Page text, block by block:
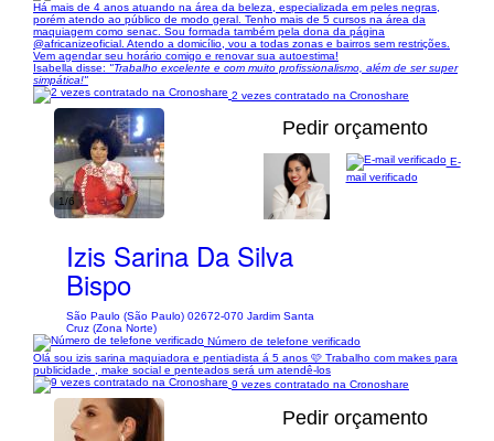
Há mais de 4 anos atuando na área da beleza, especializada em peles negras,
porém atendo ao público de modo geral. Tenho mais de 5 cursos na área da
maquiagem como senac. Sou formada também pela dona da página
@africanizeoficial. Atendo a domicílio, vou a todas zonas e bairros sem restrições.
Vem agendar seu horário comigo e renovar sua autoestima!
Isabella disse: "Trabalho excelente e com muito profissionalismo, além de ser super
simpática!"
2 vezes contratado na Cronoshare
1/6
Pedir orçamento
Izis Sarina Da Silva
Bispo
São Paulo (São Paulo) 02672-070 Jardim Santa
Cruz (Zona Norte)
E-
mail verificado
Número de telefone verificado
Olá sou izis sarina maquiadora e pentiadista á 5 anos 🩷 Trabalho com makes para
publicidade , make social e penteados será um atendê-los
9 vezes contratado na Cronoshare
Pedir orçamento